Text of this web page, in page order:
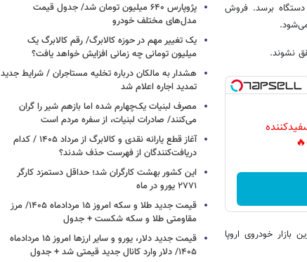
کرده تا در سال جاری میلادی به فروش جهانی 1.6 میلیون دستگاه برسد. فروش
نشوند.
بزرگترین بازار خودروی اروپا
پژوپارس ۶۴۰ میلیون تومان شد/ جدول قیمت
مدل‌های مختلف خودرو
یک تغییر مهم در حوزه کالابرگ/ رقم کالابرگ یک
میلیون تومانی چه زمانی افزایش خواهد یافت؟
هشدار به مالکان درباره تخلیه مستاجران / شرایط جدید
تمدید اجاره اعلام شد
مصرف لبنیات یک‌چهارم شده اما بازهم شیر را گران
می‌کنند/ صادرات لبنیات، از سفره مردم است
آغاز قطع یارانه نقدی و کالابرگ از مرداد ۱۴۰۵ / کدام
دریافت‌کنندگان از فهرست حذف شدند؟
این کشور بهشت کارگران شد؛ حداقل دستمزد کارگر
۲۷۷۱ یورو در ماه
قیمت جدید طلا و سکه امروز ۱۵ مردادماه ۱۴۰۵/ مرز
مقاومتی طلا و سکه شکست + جدول
قیمت جدید دلار، یورو و سایر ارزها امروز ۱۵ مردادماه
۱۴۰۵/ دلار وارد کانال جدید قیمتی شد + جدول